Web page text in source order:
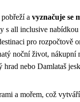
a vyznačuje se
s all inclusive nabídkou
pro rozpočtově
noční život, nákupní
nebo Damlataš
a mořem, což